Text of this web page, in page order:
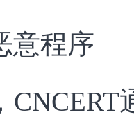
意程序